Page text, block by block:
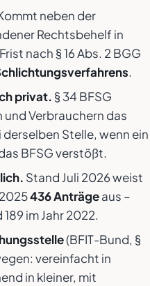
neben der
Rechtsbehelf in
nach § 16 Abs. 2 BGG
.
privat. § 34 BFSG
Verbrauchern das
Stelle, wenn ein
BFSG verstößt.
Stand Juli 2026 weist
436 Anträgeaus –
im Jahr 2022.
(BFIT-Bund, §
vereinfacht in
in kleiner, mit